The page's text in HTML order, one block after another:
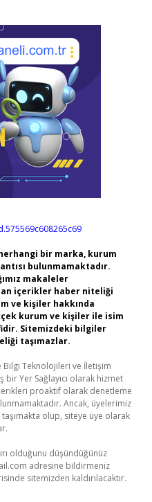
bir marka, kurum
bulunmamaktadır.
makaleler
içerikler haber niteliği
ve kişiler hakkında
kurum ve kişiler ile isim
Sitemizdeki bilgiler
taşımazlar.
Bilgi Teknolojileri ve İletişim
bir Yer Sağlayıcı olarak hizmet
proaktif olarak denetleme
Ancak, üyelerimiz
olup, siteye üye olarak
olduğunu düşündüğünüz
adresine bildirmeniz
sitemizden kaldırılacaktır.